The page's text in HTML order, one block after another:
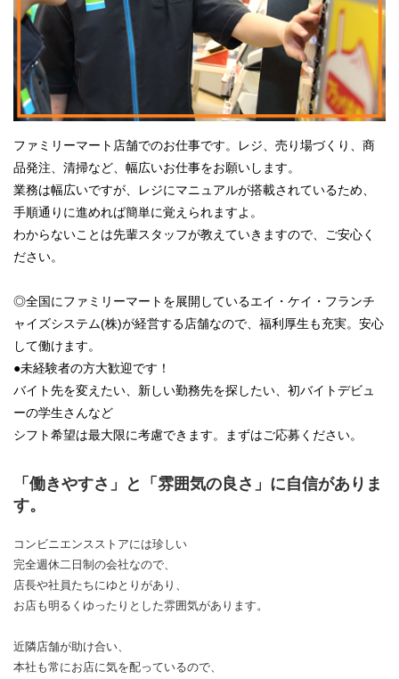
ファミリーマート店舗でのお仕事です。レジ、売り場づくり、商
品発注、清掃など、幅広いお仕事をお願いします。
業務は幅広いですが、レジにマニュアルが搭載されているため、
手順通りに進めれば簡単に覚えられますよ。
わからないことは先輩スタッフが教えていきますので、ご安心く
ださい。
◎全国にファミリーマートを展開しているエイ・ケイ・フランチ
ャイズシステム(株)が経営する店舗なので、福利厚生も充実。安心
して働けます。
●未経験者の方大歓迎です！
バイト先を変えたい、新しい勤務先を探したい、初バイトデビュ
ーの学生さんなど
シフト希望は最大限に考慮できます。まずはご応募ください。
「働きやすさ」と「雰囲気の良さ」に自信がありま
す。
コンビニエンスストアには珍しい
完全週休二日制の会社なので、
店長や社員たちにゆとりがあり、
お店も明るくゆったりとした雰囲気があります。
近隣店舗が助け合い、
本社も常にお店に気を配っているので、